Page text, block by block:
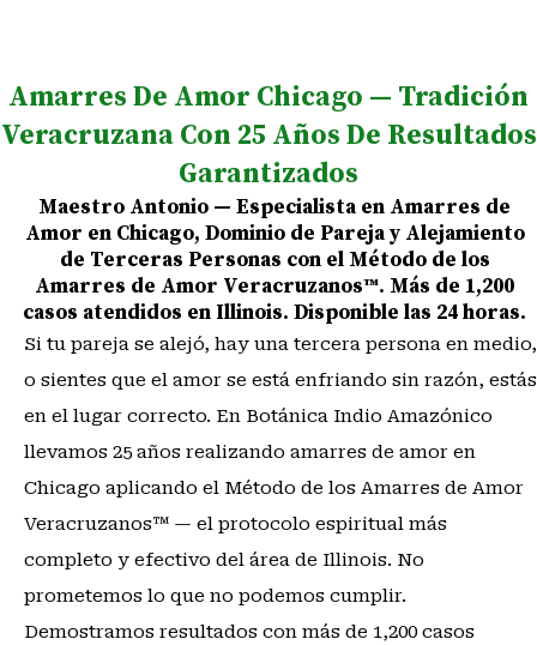
Amarres De Amor Chicago — Tradición
Veracruzana Con 25 Años De Resultados
Garantizados
Maestro Antonio — Especialista en Amarres de
Amor en Chicago, Dominio de Pareja y Alejamiento
de Terceras Personas con el Método de los
Amarres de Amor Veracruzanos™. Más de 1,200
casos atendidos en Illinois. Disponible las 24 horas.
Si tu pareja se alejó, hay una tercera persona en medio,
o sientes que el amor se está enfriando sin razón, estás
en el lugar correcto. En Botánica Indio Amazónico
llevamos 25 años realizando amarres de amor en
Chicago aplicando el Método de los Amarres de Amor
Veracruzanos™ — el protocolo espiritual más
completo y efectivo del área de Illinois. No
prometemos lo que no podemos cumplir.
Demostramos resultados con más de 1,200 casos